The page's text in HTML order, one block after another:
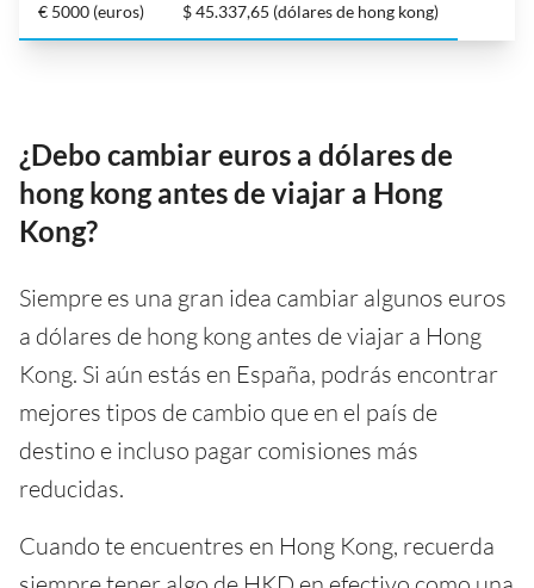
€ 5000 (euros) $ 45.337,65 (dólares de hong kong)
¿Debo cambiar euros a dólares de
hong kong antes de viajar a Hong
Kong?
Siempre es una gran idea cambiar algunos euros
a dólares de hong kong antes de viajar a Hong
Kong. Si aún estás en España, podrás encontrar
mejores tipos de cambio que en el país de
destino e incluso pagar comisiones más
reducidas.
Cuando te encuentres en Hong Kong, recuerda